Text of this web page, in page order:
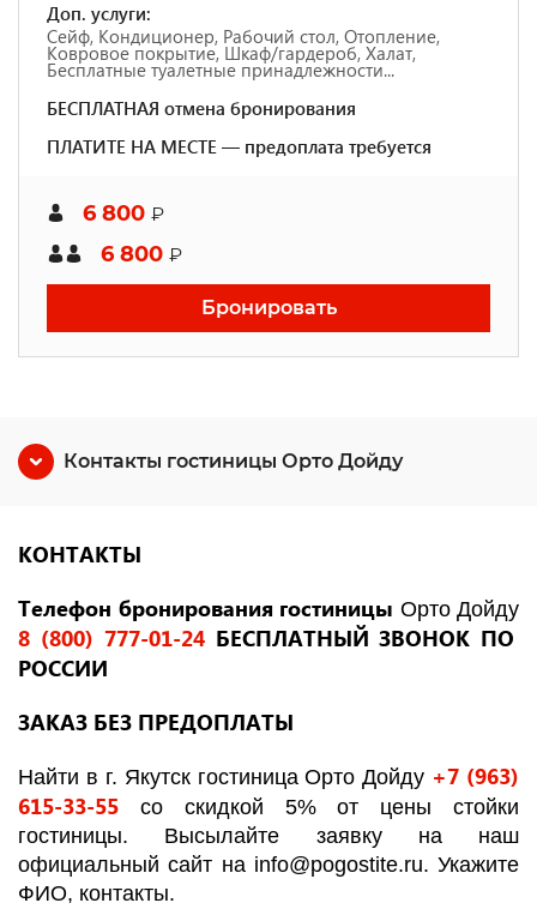
Доп. услуги:
Сейф, Кондиционер, Рабочий стол, Отопление,
Ковровое покрытие, Шкаф/гардероб, Халат,
Бесплатные туалетные принадлежности...
БЕСПЛАТНАЯ отмена бронирования
ПЛАТИТЕ НА МЕСТЕ — предоплата требуется
6 800 ₽
6 800 ₽
Бронировать
Контакты гостиницы Орто Дойду
КОНТАКТЫ
Телефон бронирования гостиницы Орто Дойду
8 (800) 777-01-24БЕСПЛАТНЫЙ ЗВОНОК ПО
РОССИИ
ЗАКАЗ БЕЗ ПРЕДОПЛАТЫ
Найти в г. Якутск гостиница Орто Дойду +7 (963)
615-33-55 со скидкой 5% от цены стойки
гостиницы. Высылайте заявку на наш
официальный сайт на info@pogostite.ru. Укажите
ФИО, контакты.